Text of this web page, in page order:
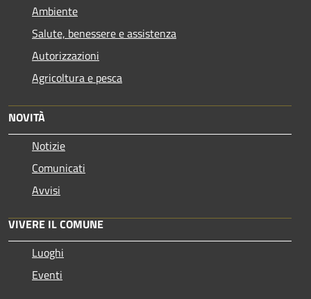
Ambiente
Salute, benessere e assistenza
Autorizzazioni
Agricoltura e pesca
NOVITÀ
Notizie
Comunicati
Avvisi
VIVERE IL COMUNE
Luoghi
Eventi